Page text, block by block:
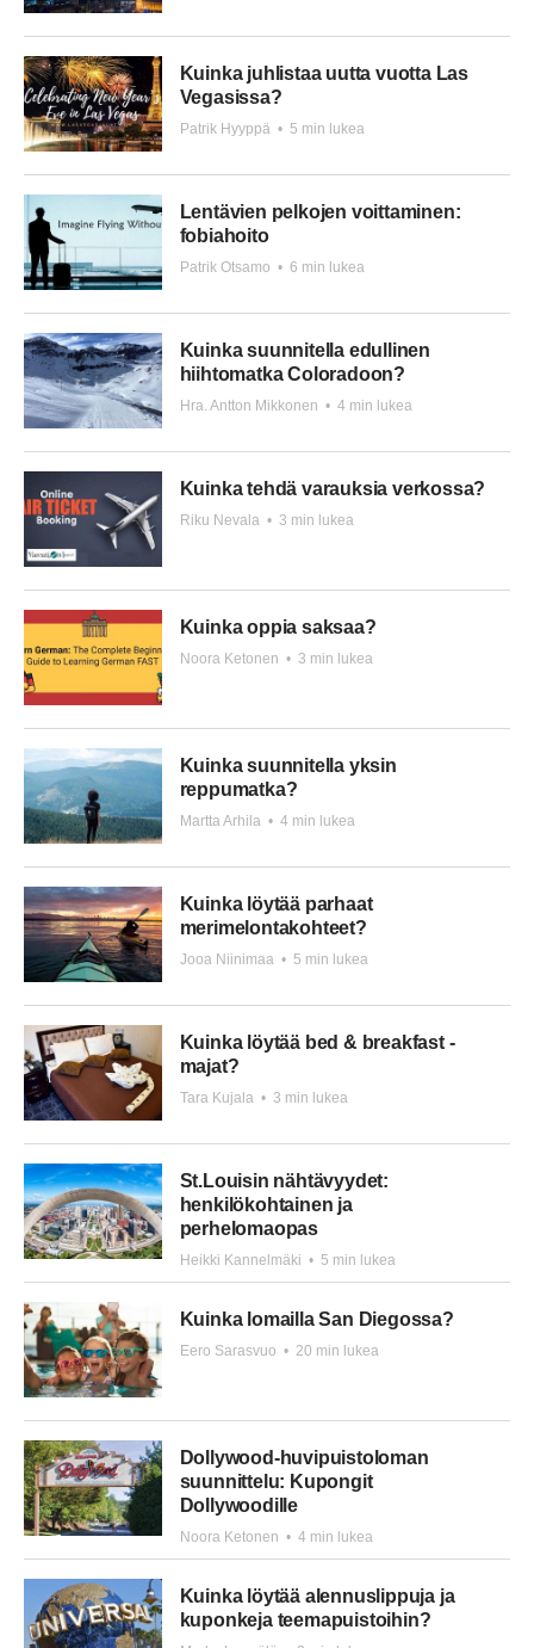
Kuinka juhlistaa uutta vuotta Las
Vegasissa?
Patrik Hyyppä • 5 min lukea
Lentävien pelkojen voittaminen:
fobiahoito
Patrik Otsamo • 6 min lukea
Kuinka suunnitella edullinen
hiihtomatka Coloradoon?
Hra. Antton Mikkonen • 4 min lukea
Kuinka tehdä varauksia verkossa?
Riku Nevala • 3 min lukea
Kuinka oppia saksaa?
Noora Ketonen • 3 min lukea
Kuinka suunnitella yksin
reppumatka?
Martta Arhila • 4 min lukea
Kuinka löytää parhaat
merimelontakohteet?
Jooa Niinimaa • 5 min lukea
Kuinka löytää bed & breakfast -
majat?
Tara Kujala • 3 min lukea
St.Louisin nähtävyydet:
henkilökohtainen ja
perhelomaopas
Heikki Kannelmäki • 5 min lukea
Kuinka lomailla San Diegossa?
Eero Sarasvuo • 20 min lukea
Dollywood-huvipuistoloman
suunnittelu: Kupongit
Dollywoodille
Noora Ketonen • 4 min lukea
Kuinka löytää alennuslippuja ja
kuponkeja teemapuistoihin?